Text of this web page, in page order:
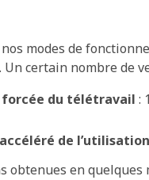
modes de
Un certain nombre de
du télétravail :
de
obtenues en